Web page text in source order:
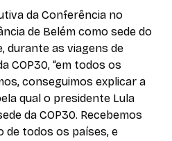
da Conferência no
de Belém como sede do
durante as viagens de
COP30, “em todos os
conseguimos explicar a
qual o presidente Lula
da COP30. Recebemos
de todos os países, e